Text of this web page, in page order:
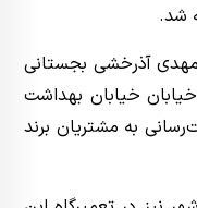
شد.
5401 با مدیریت مهدی آذرخشی بجستانی
خیابان خیابان بهداشت
به مشتریان برند